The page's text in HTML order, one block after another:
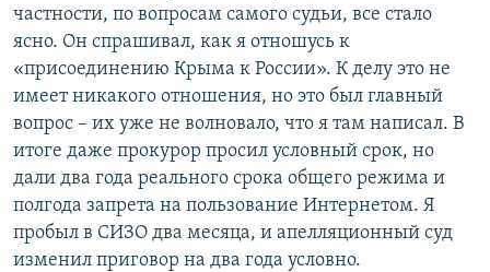
частности, по вопросам самого судьи, все стало
ясно. Он спрашивал, как я отношусь к
«присоединению Крыма к России». К делу это не
имеет никакого отношения, но это был главный
вопрос – их уже не волновало, что я там написал. В
итоге даже прокурор просил условный срок, но
дали два года реального срока общего режима и
полгода запрета на пользование Интернетом. Я
пробыл в СИЗО два месяца, и апелляционный суд
изменил приговор на два года условно.